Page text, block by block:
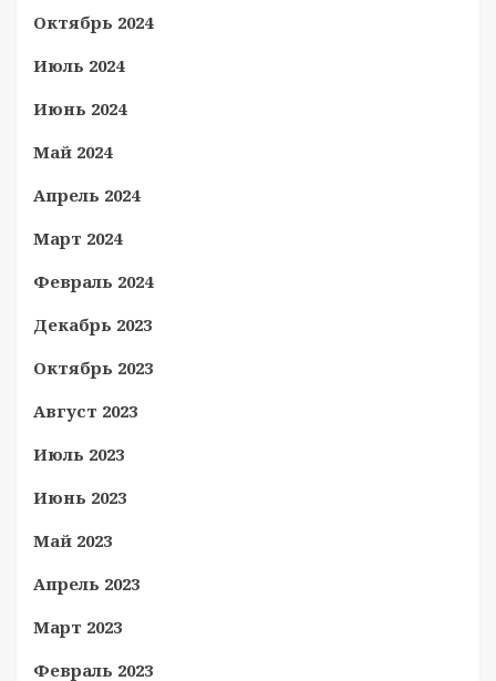
Октябрь 2024
Июль 2024
Июнь 2024
Май 2024
Апрель 2024
Март 2024
Февраль 2024
Декабрь 2023
Октябрь 2023
Август 2023
Июль 2023
Июнь 2023
Май 2023
Апрель 2023
Март 2023
Февраль 2023